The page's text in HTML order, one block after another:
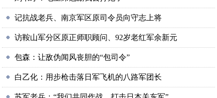
记抗战老兵、南京军区原司令员向守志上将
访鞍山军分区原正师职顾问、92岁老红军余新元
包森：让敌伪闻风丧胆的“包司令”
白乙化：用步枪击落日军飞机的八路军团长